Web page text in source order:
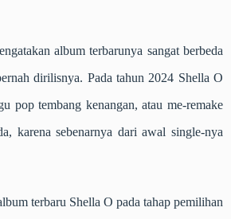
album terbarunya sangat berbeda
dirilisnya. Pada tahun 2024 Shella O
pop tembang kenangan, atau me-remake
karena sebenarnya dari awal single-nya
terbaru Shella O pada tahap pemilihan